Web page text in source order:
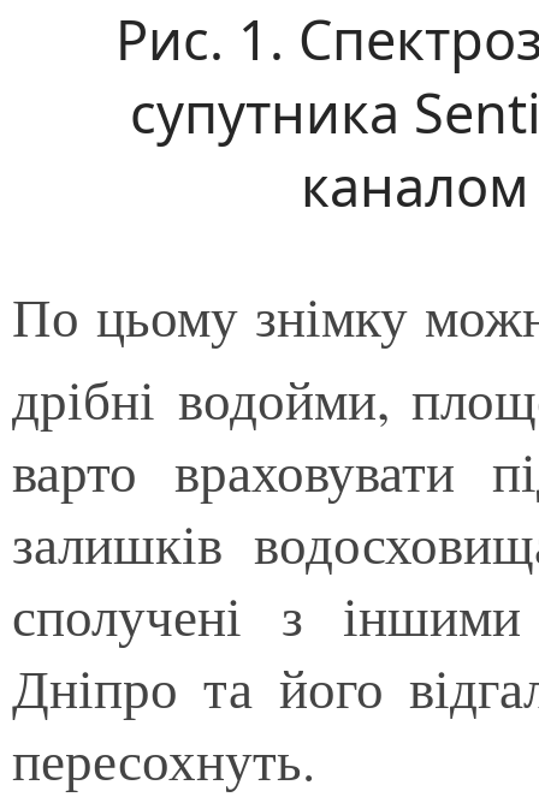
Рис. 1.
супутника
По цьому знімку
дрібні водойми,
варто враховувати
залишків
сполучені з
Дніпро та його
пересохнуть.